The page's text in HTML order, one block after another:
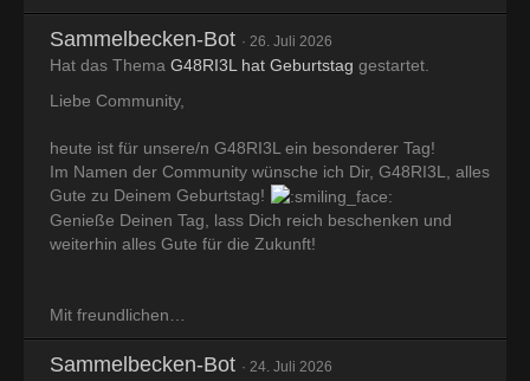
Sammelbecken-Bot 26. Juli 2026
Hat das Thema G48RI3L hat Geburtstag gestartet.
Liebe Community,
heute ist für unsere/n G48RI3L ein besonderer Tag!
Im Namen der Community wünsche ich Dir, G48RI3L, alles
Gute zu Deinem Geburtstag!
Genieße Deinen Tag, lass Dich reich beschenken und
weiterhin alles Gute für die Zukunft!
Mit freundlichen…
Sammelbecken-Bot 24. Juli 2026